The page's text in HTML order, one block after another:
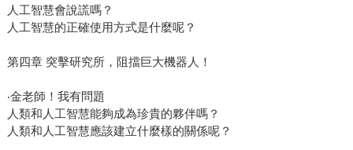
人工智慧會說謊嗎？
人工智慧的正確使用方式是什麼呢？
第四章 突擊研究所，阻擋巨大機器人！
‧金老師！我有問題
人類和人工智慧能夠成為珍貴的夥伴嗎？
人類和人工智慧應該建立什麼樣的關係呢？